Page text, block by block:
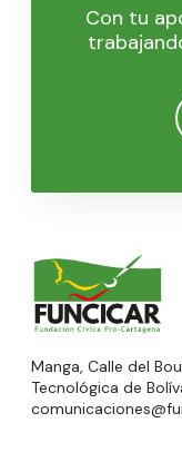
Con tu
Manga, Calle del
Tecnológica de